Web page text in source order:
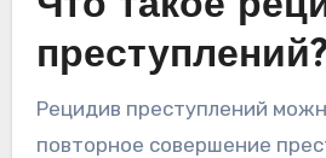
преступлений?
Рецидив преступлений
повторное совершение